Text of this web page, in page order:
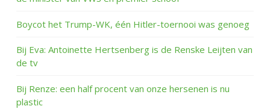
Boycot het Trump-WK, één Hitler-toernooi was genoeg
Bij Eva: Antoinette Hertsenberg is de Renske Leijten van
de tv
Bij Renze: een half procent van onze hersenen is nu
plastic